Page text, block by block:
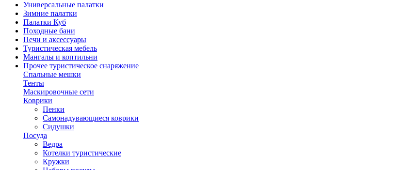
Универсальные палатки
Зимние палатки
Палатки Куб
Походные бани
Печи и аксессуары
Туристическая мебель
Мангалы и коптильни
Прочее туристическое снаряжение
Спальные мешки
Тенты
Маскировочные сети
Коврики
Пенки
Самонадувающиеся коврики
Сидушки
Посуда
Ведра
Котелки туристические
Кружки